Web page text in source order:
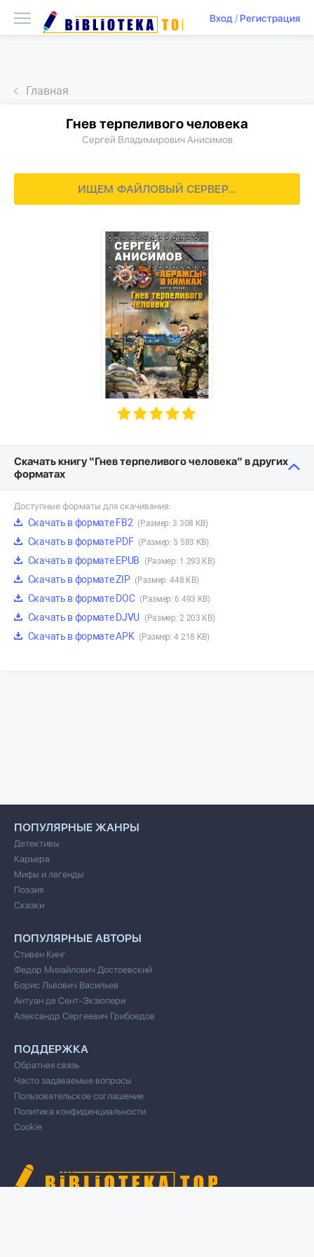
Вход/ Регистрация
Главная
Гнев терпеливого человека
Сергей Владимирович Анисимов
ИЩЕМ ФАЙЛОВЫЙ СЕРВЕР...
Скачать книгу “Гнев терпеливого человека” в других
форматах
Доступные форматы для скачивания:
Скачать в формате FB2 (Размер: 3 308 KB)
Скачать в формате PDF (Размер: 5 583 KB)
Скачать в формате EPUB (Размер: 1 293 KB)
Скачать в формате ZIP (Размер: 448 KB)
Скачать в формате DOC (Размер: 6 493 KB)
Скачать в формате DJVU (Размер: 2 203 KB)
Скачать в формате APK (Размер: 4 218 KB)
ПОПУЛЯРНЫЕ ЖАНРЫ
Детективы
Карьера
Мифы и легенды
Поэзия
Сказки
ПОПУЛЯРНЫЕ АВТОРЫ
Стивен Кинг
Федор Михайлович Достоевский
Борис Львович Васильев
Антуан де Сент-Экзюпери
Александр Сергеевич Грибоедов
ПОДДЕРЖКА
Обратная связь
Часто задаваемые вопросы
Пользовательское соглашение
Политика конфиденциальности
Cookie